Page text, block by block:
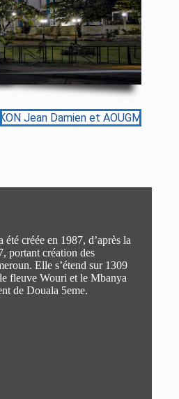
Damien et AOUGMBE
créée en 1987, d’après la
portant création des
Elle s’étend sur 1309
fleuve Wouri et le Mbanya
de Douala 5eme.